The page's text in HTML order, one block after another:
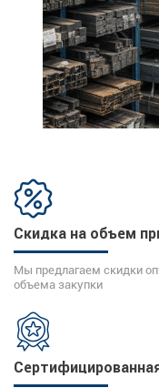
Скидка на объем
Мы предлагаем скидки
объема закупки